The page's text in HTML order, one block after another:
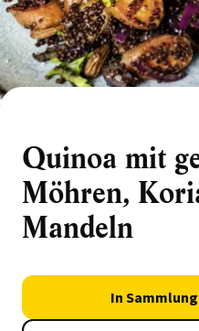
Quinoa mit
Möhren,
Mandeln
In